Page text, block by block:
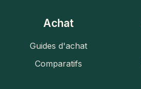
Achat
Guides d'achat
Comparatifs